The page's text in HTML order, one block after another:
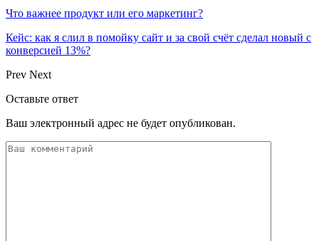
Что важнее продукт или его маркетинг?
Кейс: как я слил в помойку сайт и за свой счёт сделал новый с
конверсией 13%?
Prev Next
Оставьте ответ
Ваш электронный адрес не будет опубликован.